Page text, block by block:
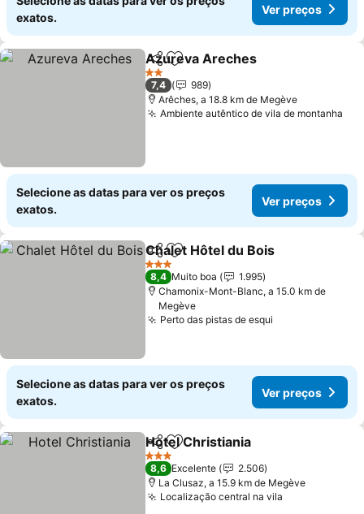
exatos.
Ver preços
PartilharAdicionar aos favoritos
Azureva Areches
2 Estrelas
7,4
989
Arêches, a 18.8 km de Megève
Ambiente autêntico de vila de montanha
Selecione as datas para ver os preços
exatos.
Ver preços
PartilharAdicionar aos favoritos
Chalet Hôtel du Bois
3 Estrelas
8,4 Muito boa
1.995
Chamonix-Mont-Blanc, a 15.0 km de
Megève
Perto das pistas de esqui
Selecione as datas para ver os preços
exatos.
Ver preços
PartilharAdicionar aos favoritos
Hotel Christiania
3 Estrelas
8,6 Excelente
2.506
La Clusaz, a 15.9 km de Megève
Localização central na vila